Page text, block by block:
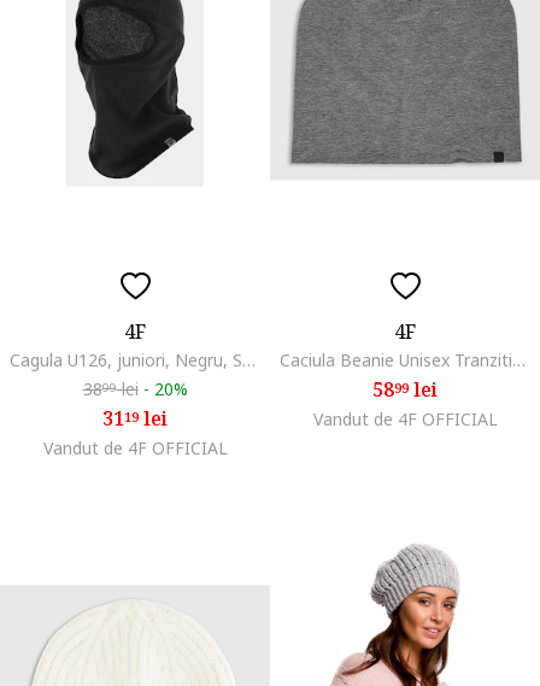
4F
Cagula U126, juniori, Negru, S/M
3899lei - 20%
3119lei
Vandut de 4F OFFICIAL
4F
Caciula Beanie Unisex Tranzitie Antracit, Bumbac-Elastan, Sportstyle, Marime Universala
5899lei
Vandut de 4F OFFICIAL